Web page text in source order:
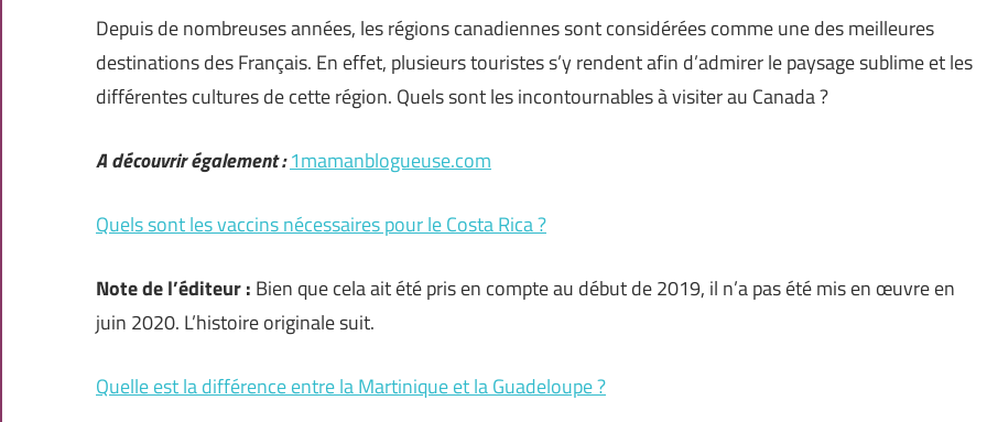
Depuis de nombreuses années, les régions canadiennes sont considérées comme une des meilleures
destinations des Français. En effet, plusieurs touristes s’y rendent afin d’admirer le paysage sublime et les
différentes cultures de cette région. Quels sont les incontournables à visiter au Canada ?
A découvrir également :1mamanblogueuse.com
Quels sont les vaccins nécessaires pour le Costa Rica ?
Note de l’éditeur : Bien que cela ait été pris en compte au début de 2019, il n’a pas été mis en œuvre en
juin 2020. L’histoire originale suit.
Quelle est la différence entre la Martinique et la Guadeloupe ?